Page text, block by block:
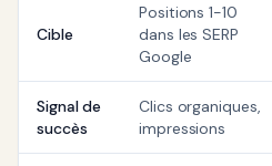
Cible
Positions 1-10
dans les SERP
Google
Signal de
succès
Clics organiques,
impressions